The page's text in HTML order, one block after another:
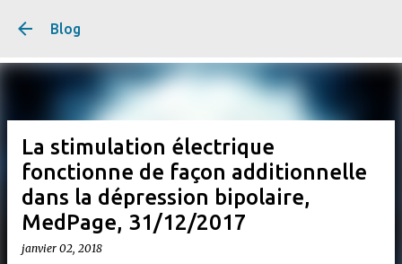
Blog
La stimulation électrique
fonctionne de façon additionnelle
dans la dépression bipolaire,
MedPage, 31/12/2017
janvier 02, 2018